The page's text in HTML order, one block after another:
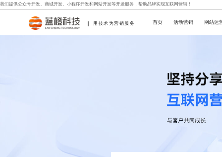
我们提供公众号开发、 商城开发、 小程序开发和 网站开发等开发服务，帮助品牌实现互联网营销！
用技术为营销服务 首页 活动营销 网站运